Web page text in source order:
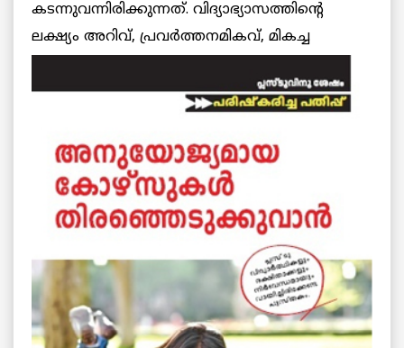
കടന്നുവന്നിരിക്കുന്നത്. വിദ്യാഭ്യാസത്തിന്റെ
ലക്ഷ്യം അറിവ്, പ്രവര്‍ത്തനമികവ്, മികച്ച